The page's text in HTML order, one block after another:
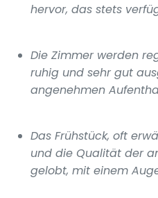
hervor, das stets
Die Zimmer werden
ruhig und sehr gut
angenehmen
Das Frühstück, oft
und die Qualität der
gelobt, mit einem